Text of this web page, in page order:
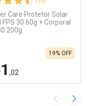
Care Protetor Solar
FPS 30 60g + Corporal
200g
,02
19% OFF
Imagem